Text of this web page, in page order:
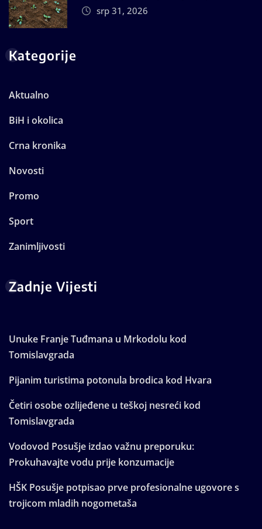
srp 31, 2026
Kategorije
Aktualno
BiH i okolica
Crna kronika
Novosti
Promo
Sport
Zanimljivosti
Zadnje Vijesti
Unuke Franje Tuđmana u Mrkodolu kod
Tomislavgrada
Pijanim turistima potonula brodica kod Hvara
Četiri osobe ozlijeđene u teškoj nesreći kod
Tomislavgrada
Vodovod Posušje izdao važnu preporuku:
Prokuhavajte vodu prije konzumacije
HŠK Posušje potpisao prve profesionalne ugovore s
trojicom mladih nogometaša